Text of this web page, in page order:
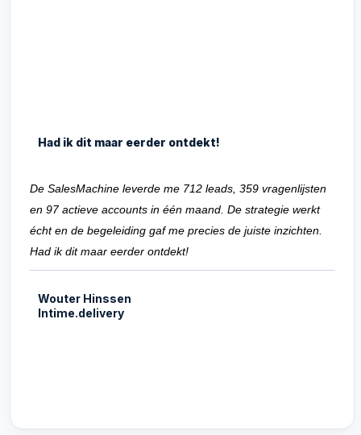
Had ik dit maar eerder ontdekt!
De SalesMachine leverde me 712 leads, 359 vragenlijsten
en 97 actieve accounts in één maand. De strategie werkt
écht en de begeleiding gaf me precies de juiste inzichten.
Had ik dit maar eerder ontdekt!
Wouter Hinssen
Intime.delivery